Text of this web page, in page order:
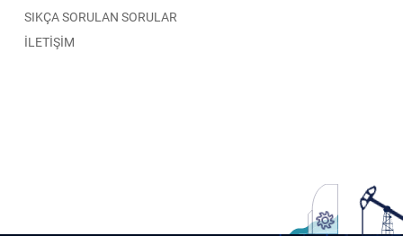
SIKÇA SORULAN SORULAR
İLETİŞİM